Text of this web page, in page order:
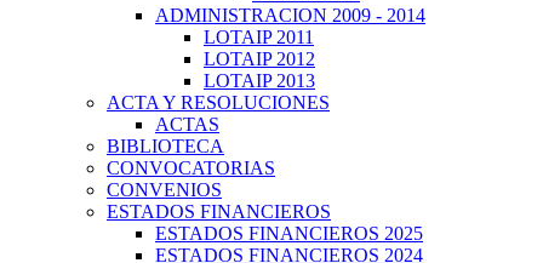
ADMINISTRACION 2009 - 2014
LOTAIP 2011
LOTAIP 2012
LOTAIP 2013
ACTA Y RESOLUCIONES
ACTAS
BIBLIOTECA
CONVOCATORIAS
CONVENIOS
ESTADOS FINANCIEROS
ESTADOS FINANCIEROS 2025
ESTADOS FINANCIEROS 2024